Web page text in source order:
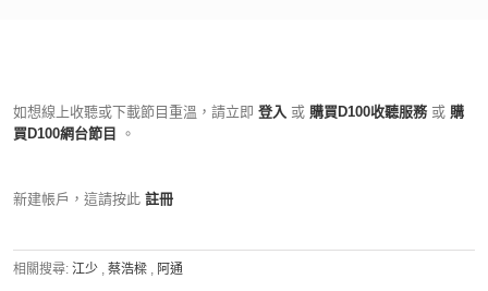
如想線上收聽或下載節目重溫，請立即 登入 或 購買D100收聽服務 或 購
買D100網台節目
。
新建帳戶，這請按此 註冊
相關搜尋: 江少 , 蔡浩樑 , 阿通